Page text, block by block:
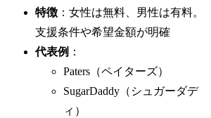
特徴 ：女性は無料、男性は有料。
支援条件や希望金額が明確
代表例 ：
Paters（ペイターズ）
SugarDaddy（シュガーダデ
ィ）